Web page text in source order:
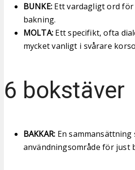
BUNKE:Ett vardagligt ord för
bakning.
MOLTA:Ett specifikt, ofta
mycket vanligt i svårare
6 bokstäver
BAKKAR: En
användningsområde för just